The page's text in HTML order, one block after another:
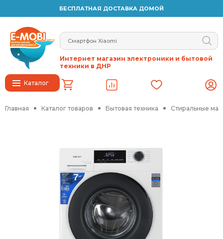
БЕСПЛАТНАЯ ДОСТАВКА ДОМОЙ
Каталог
Интернет магазин электроники и бытовой
техники в ДНР
Главная Каталог товаров Бытовая техника Стиральные